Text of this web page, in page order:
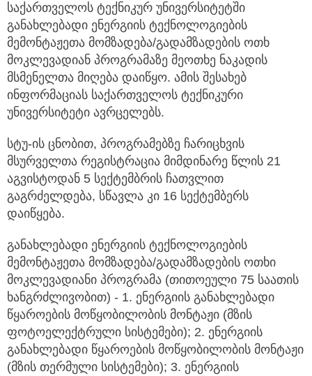
საქართველოს ტექნიკურ უნივერსიტეტში
განახლებადი ენერგიის ტექნოლოგიების
მემონტაჟეთა მომზადება/გადამზადების ოთხ
მოკლევადიან პროგრამაზე მეოთხე ნაკადის
მსმენელთა მიღება დაიწყო. ამის შესახებ
ინფორმაციას საქართველოს ტექნიკური
უნივერსიტეტი ავრცელებს.
სტუ-ის ცნობით, პროგრამებზე ჩარიცხვის
მსურველთა რეგისტრაცია მიმდინარე წლის 21
აგვისტოდან 5 სექტემბრის ჩათვლით
გაგრძელდება, სწავლა კი 16 სექტემბერს
დაიწყება.
განახლებადი ენერგიის ტექნოლოგიების
მემონტაჟეთა მომზადება/გადამზადების ოთხი
მოკლევადიანი პროგრამა (თითოეული 75 საათის
ხანგრძლივობით) - 1. ენერგიის განახლებადი
წყაროების მოწყობილობის მონტაჟი (მზის
ფოტოელექტრული სისტემები); 2. ენერგიის
განახლებადი წყაროების მოწყობილობის მონტაჟი
(მზის თერმული სისტემები); 3. ენერგიის